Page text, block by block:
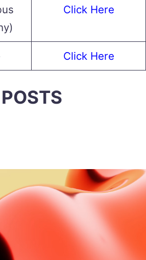
Click Here
Click Here